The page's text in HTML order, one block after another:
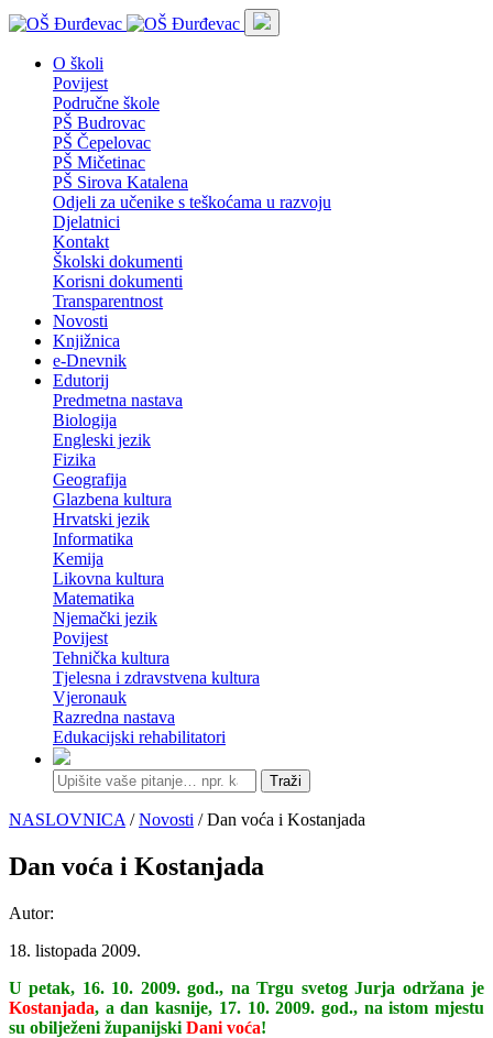
O školi
Povijest
Područne škole
PŠ Budrovac
PŠ Čepelovac
PŠ Mičetinac
PŠ Sirova Katalena
Odjeli za učenike s teškoćama u razvoju
Djelatnici
Kontakt
Školski dokumenti
Korisni dokumenti
Transparentnost
Novosti
Knjižnica
e-Dnevnik
Edutorij
Predmetna nastava
Biologija
Engleski jezik
Fizika
Geografija
Glazbena kultura
Hrvatski jezik
Informatika
Kemija
Likovna kultura
Matematika
Njemački jezik
Povijest
Tehnička kultura
Tjelesna i zdravstvena kultura
Vjeronauk
Razredna nastava
Edukacijski rehabilitatori
Traži
NASLOVNICA /Novosti / Dan voća i Kostanjada
Dan voća i Kostanjada
Autor:
18. listopada 2009.
U petak, 16. 10. 2009. god., na Trgu svetog Jurja održana je
Kostanjada, a dan kasnije, 17. 10. 2009. god., na istom mjestu
su obilježeni županijski Dani voća!